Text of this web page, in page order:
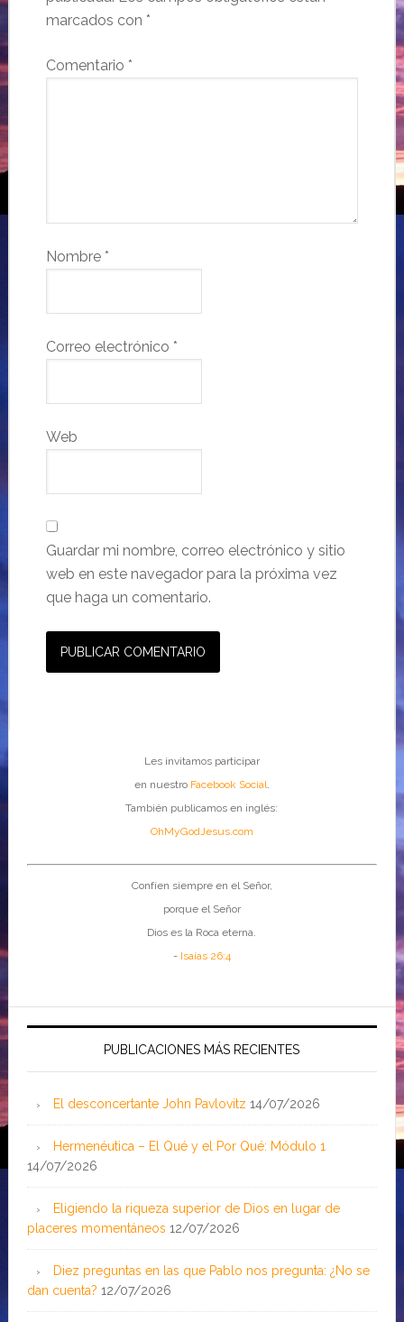
marcados con *
Comentario *
Nombre *
Correo electrónico *
Web
Guardar mi nombre, correo electrónico y sitio
web en este navegador para la próxima vez
que haga un comentario.
Les invitamos participar
en nuestro Facebook Social.
También publicamos en inglés:
OhMyGodJesus.com
Confíen siempre en el Señor,
porque el Señor
Dios es la Roca eterna.
- Isaías 26:4
PUBLICACIONES MÁS RECIENTES
El desconcertante John Pavlovitz 14/07/2026
Hermenéutica – El Qué y el Por Qué: Módulo 1
14/07/2026
Eligiendo la riqueza superior de Dios en lugar de
placeres momentáneos 12/07/2026
Diez preguntas en las que Pablo nos pregunta: ¿No se
dan cuenta? 12/07/2026